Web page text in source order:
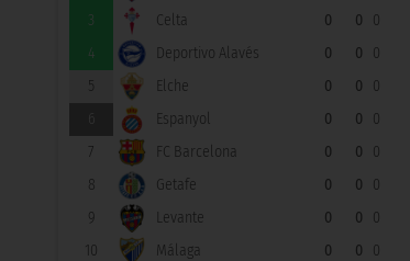
3
Celta 0 0
0
4
Deportivo Alavés 0 0
0
5
Elche 0 0
0
Espanyol 0 0
0
7
FC Barcelona 0 0
0
8
Getafe 0 0
0
9
Levante 0 0
0
10
Málaga 0 0
0